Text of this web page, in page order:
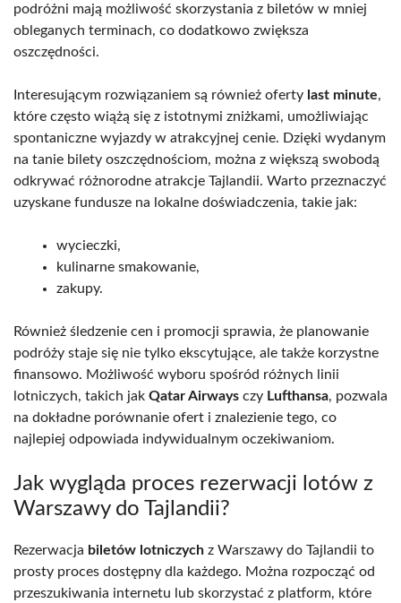
podróżni mają możliwość skorzystania z biletów w mniej
obleganych terminach, co dodatkowo zwiększa
oszczędności.
Interesującym rozwiązaniem są również oferty last minute,
które często wiążą się z istotnymi zniżkami, umożliwiając
spontaniczne wyjazdy w atrakcyjnej cenie. Dzięki wydanym
na tanie bilety oszczędnościom, można z większą swobodą
odkrywać różnorodne atrakcje Tajlandii. Warto przeznaczyć
uzyskane fundusze na lokalne doświadczenia, takie jak:
wycieczki,
kulinarne smakowanie,
zakupy.
Również śledzenie cen i promocji sprawia, że planowanie
podróży staje się nie tylko ekscytujące, ale także korzystne
finansowo. Możliwość wyboru spośród różnych linii
lotniczych, takich jak Qatar Airways czy Lufthansa, pozwala
na dokładne porównanie ofert i znalezienie tego, co
najlepiej odpowiada indywidualnym oczekiwaniom.
Jak wygląda proces rezerwacji lotów z
Warszawy do Tajlandii?
Rezerwacja biletów lotniczych z Warszawy do Tajlandii to
prosty proces dostępny dla każdego. Można rozpocząć od
przeszukiwania internetu lub skorzystać z platform, które